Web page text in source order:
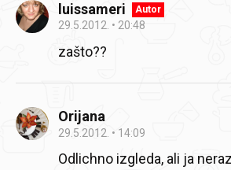
luissameri Autor
29.5.2012. 20:48
zašto??
Orijana
29.5.2012. 14:09
Odlichno izgleda, ali ja